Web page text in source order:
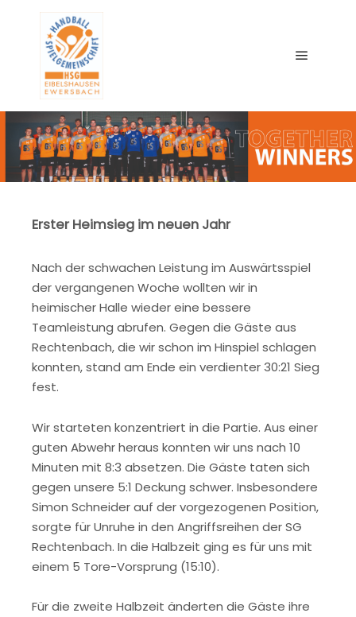
Erster Heimsieg im neuen Jahr
Nach der schwachen Leistung im Auswärtsspiel
der vergangenen Woche wollten wir in
heimischer Halle wieder eine bessere
Teamleistung abrufen. Gegen die Gäste aus
Rechtenbach, die wir schon im Hinspiel schlagen
konnten, stand am Ende ein verdienter 30:21 Sieg
fest.
Wir starteten konzentriert in die Partie. Aus einer
guten Abwehr heraus konnten wir uns nach 10
Minuten mit 8:3 absetzen. Die Gäste taten sich
gegen unsere 5:1 Deckung schwer. Insbesondere
Simon Schneider auf der vorgezogenen Position,
sorgte für Unruhe in den Angriffsreihen der SG
Rechtenbach. In die Halbzeit ging es für uns mit
einem 5 Tore-Vorsprung (15:10).
Für die zweite Halbzeit änderten die Gäste ihre